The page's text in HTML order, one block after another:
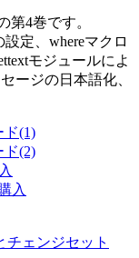
第4巻です。
定、whereマクロ
モジュールによ
ージの日本語化、
ド(1)
ド(2)
入